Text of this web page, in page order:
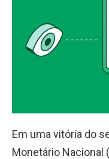
Em uma vitória do
Monetário Nacional